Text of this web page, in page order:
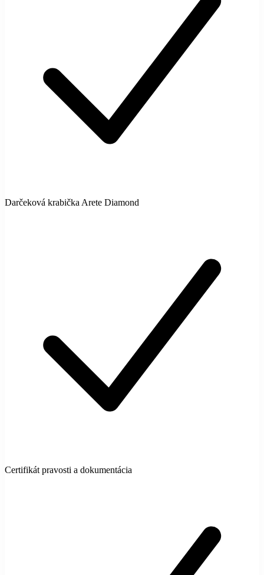
Darčeková krabička Arete Diamond
Certifikát pravosti a dokumentácia